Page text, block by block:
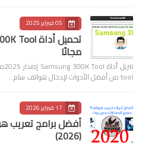
05 فبراير 2025
مجانًا
tool من أفضل الأدوات لإدخال هواتف سام…
17 فبراير 2026
أفضل برامج تعريب
(2026)